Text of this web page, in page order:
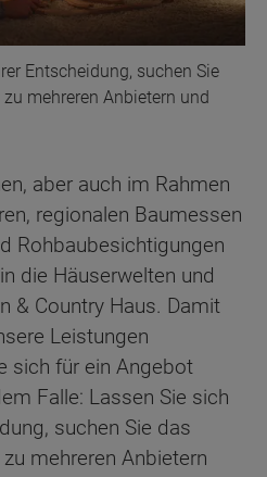
Entscheidung, suchen Sie
mehreren Anbietern und
aber auch im Rahmen
regionalen Baumessen
Rohbaubesichtigungen
die Häuserwelten und
& Country Haus. Damit
Leistungen
sich für ein Angebot
Falle: Lassen Sie sich
suchen Sie das
mehreren Anbietern